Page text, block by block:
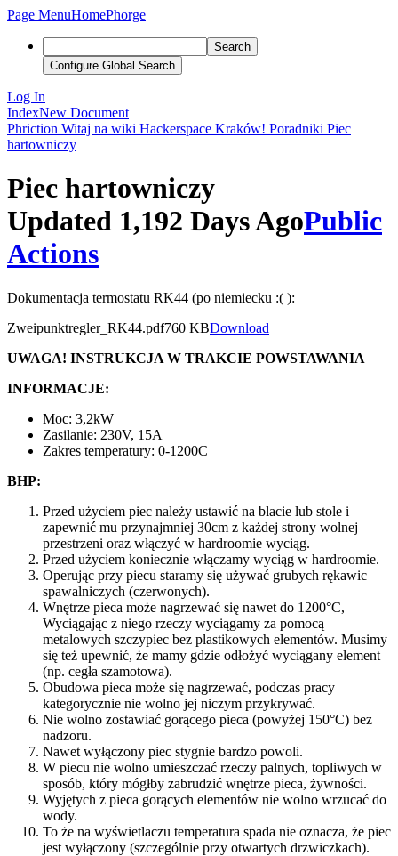
Page MenuHomePhorge
Search
Configure Global Search
Log In
IndexNew Document
Phriction Witaj na wiki Hackerspace Kraków! Poradniki Piec
hartowniczy
Piec hartowniczy
Updated 1,192 Days AgoPublic
Actions
Dokumentacja termostatu RK44 (po niemiecku :( ):
Zweipunktregler_RK44.pdf760 KBDownload
UWAGA! INSTRUKCJA W TRAKCIE POWSTAWANIA
INFORMACJE:
Moc: 3,2kW
Zasilanie: 230V, 15A
Zakres temperatury: 0-1200C
BHP:
Przed użyciem piec należy ustawić na blacie lub stole i
zapewnić mu przynajmniej 30cm z każdej strony wolnej
przestrzeni oraz włączyć w hardroomie wyciąg.
Przed użyciem koniecznie włączamy wyciąg w hardroomie.
Operując przy piecu staramy się używać grubych rękawic
spawalniczych (czerwonych).
Wnętrze pieca może nagrzewać się nawet do 1200°C,
Wyciągając z niego rzeczy wyciągamy za pomocą
metalowych szczypiec bez plastikowych elementów. Musimy
się też upewnić, że mamy gdzie odłożyć wyciągany element
(np. cegła szamotowa).
Obudowa pieca może się nagrzewać, podczas pracy
kategorycznie nie wolno jej niczym przykrywać.
Nie wolno zostawiać gorącego pieca (powyżej 150°C) bez
nadzoru.
Nawet wyłączony piec stygnie bardzo powoli.
W piecu nie wolno umieszczać rzeczy palnych, topliwych w
sposób, który mógłby zabrudzić wnętrze pieca, żywności.
Wyjętych z pieca gorących elementów nie wolno wrzucać do
wody.
To że na wyświetlaczu temperatura spada nie oznacza, że piec
jest wyłączony (szczególnie przy otwartych drzwiczkach).